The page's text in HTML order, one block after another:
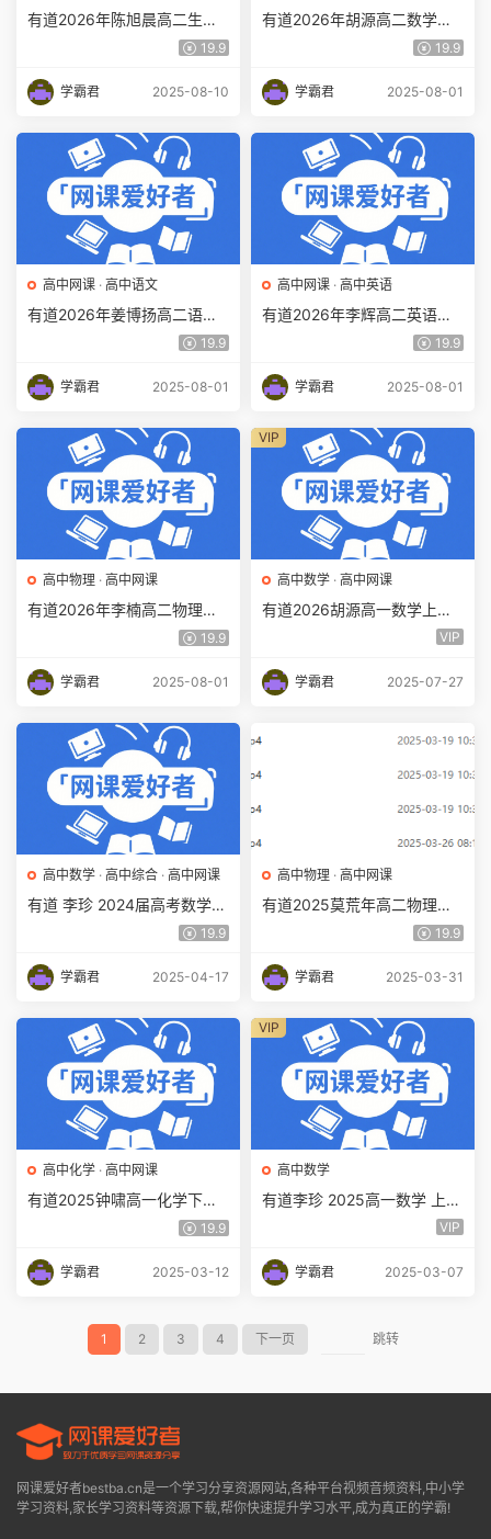
有道2026年陈旭晨高二生物
上学期暑假班百度网盘下载19.9
学霸君 2025-08-10
有道2026年胡源高二数学上
学期暑假班网课教程百度网盘
19.9
学霸君 2025-08-01
高中网课 · 高中语文
有道2026年姜博扬高二语文
上学期暑假班网课教程百度网
19.9
学霸君 2025-08-01
高中网课 · 高中英语
有道2026年李辉高二英语上
学期暑假班网课教程百度网盘
19.9
学霸君 2025-08-01
高中物理 · 高中网课
有道2026年李楠高二物理上
学期暑假班网课教程百度网盘
19.9
学霸君 2025-08-01
高中数学 · 高中网课
有道2026胡源高一数学上学
VIP
学霸君 2025-07-27
VIP
高中数学 · 高中综合 · 高中网课
有道 李珍 2024届高考数学一
轮暑秋班(规划服务+知识视19.9
学霸君 2025-04-17
高中物理 · 高中网课
有道2025莫荒年高二物理下
学期春季班网课教程百度网盘
19.9
学霸君 2025-03-31
高中化学 · 高中网课
有道2025钟啸高一化学下学
期寒假班网课教程百度网盘下
19.9
学霸君 2025-03-12
高中数学
有道李珍 2025高一数学 上学
VIP
学霸君 2025-03-07
VIP
1 2 3 4 下一页 跳转
网课爱好者bestba.cn是一个学习分享资源网站,各种平台视频音频资料,中小学
学习资料,家长学习资料等资源下载,帮你快速提升学习水平,成为真正的学霸!